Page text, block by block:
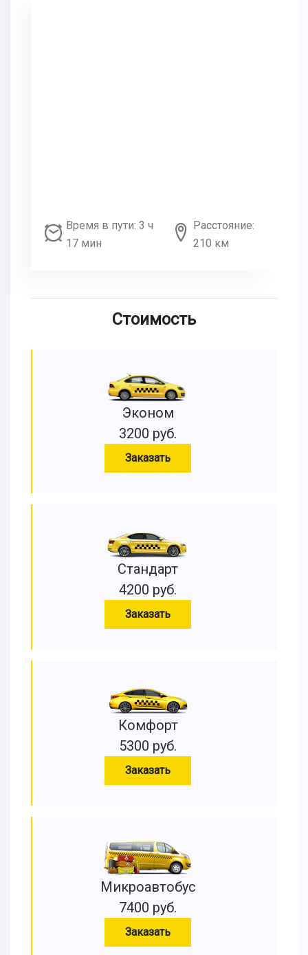
Время в пути: 3 ч
17 мин
Расстояние:
210 км
Стоимость
Эконом
3200 руб.
Заказать
Стандарт
4200 руб.
Заказать
Комфорт
5300 руб.
Заказать
Микроавтобус
7400 руб.
Заказать